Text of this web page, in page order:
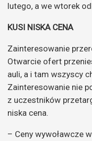
lutego, a we wtorek
KUSI NISKA CENA
Zainteresowanie
Otwarcie ofert
auli, a i tam wszyscy
Zainteresowanie nie
z uczestników
niska cena.
– Ceny wywoławcze